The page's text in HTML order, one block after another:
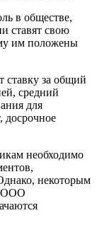
в обществе,
ставят свою
им положены
ставку за общий
средний
для
досрочное
необходимо
некоторым
ООО